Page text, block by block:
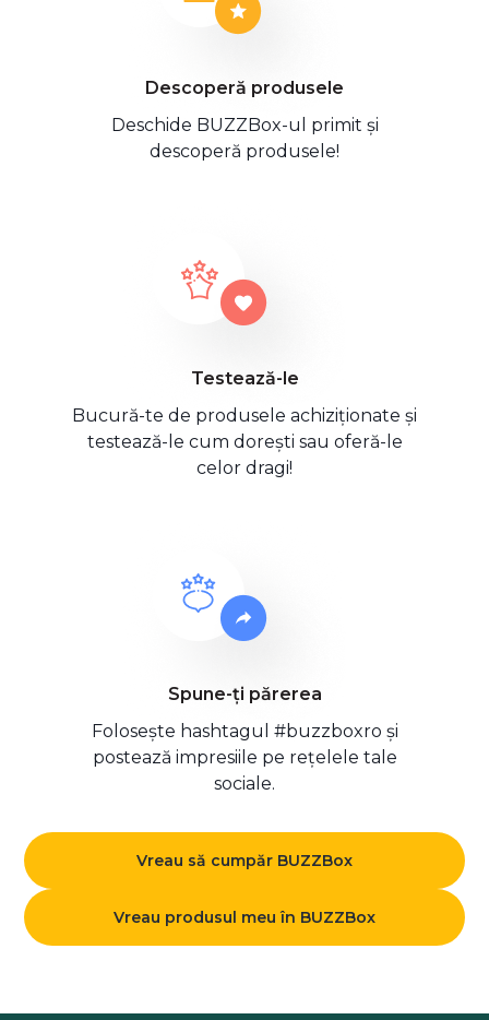
Descoperă produsele
Deschide BUZZBox-ul primit și
descoperă produsele!
Testează-le
Bucură-te de produsele achiziționate și
testează-le cum dorești sau oferă-le
celor dragi!
Spune-ți părerea
Folosește hashtagul #buzzboxro și
postează impresiile pe rețelele tale
sociale.
Vreau să cumpăr BUZZBox
Vreau produsul meu în BUZZBox